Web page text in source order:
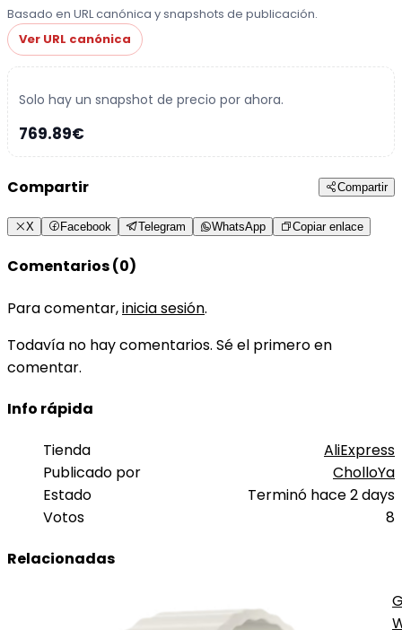
Basado en URL canónica y snapshots de publicación.
Ver URL canónica
Solo hay un snapshot de precio por ahora.
769.89€
Compartir Compartir
X Facebook Telegram WhatsApp Copiar enlace
Comentarios (0)
Para comentar,inicia sesión.
Todavía no hay comentarios. Sé el primero en
comentar.
Info rápida
Tienda
AliExpress
Publicado por
CholloYa
Estado
Terminó hace 2 days
Votos
8
Relacionadas